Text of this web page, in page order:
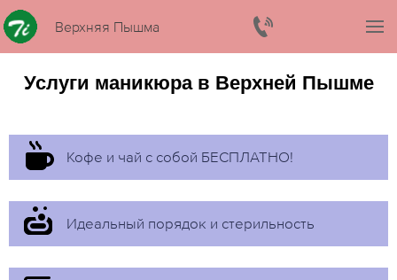
Верхняя Пышма
Услуги маникюра в Верхней Пышме
Кофе и чай с собой БЕСПЛАТНО!
Идеальный порядок и стерильность